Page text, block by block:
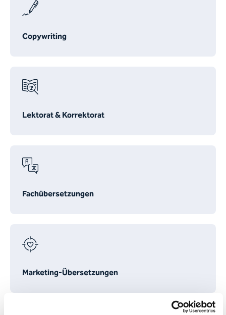
Copywriting
Lektorat & Korrektorat
Fachübersetzungen
Marketing-Übersetzungen